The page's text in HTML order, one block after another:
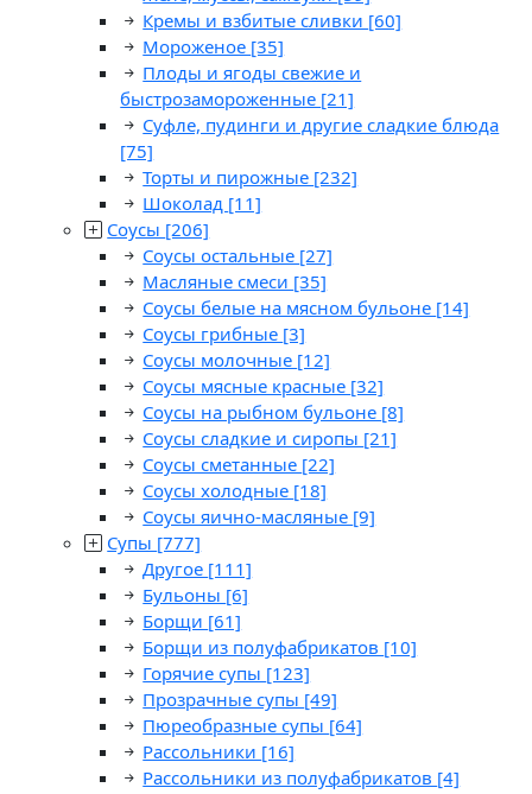
Кремы и взбитые сливки [60]
Мороженое [35]
Плоды и ягоды свежие и
быстрозамороженные [21]
Суфле, пудинги и другие сладкие блюда
[75]
Торты и пирожные [232]
Шоколад [11]
Соусы [206]
Соусы остальные [27]
Масляные смеси [35]
Соусы белые на мясном бульоне [14]
Соусы грибные [3]
Соусы молочные [12]
Соусы мясные красные [32]
Соусы на рыбном бульоне [8]
Соусы сладкие и сиропы [21]
Соусы сметанные [22]
Соусы холодные [18]
Соусы яично-масляные [9]
Супы [777]
Другое [111]
Бульоны [6]
Борщи [61]
Борщи из полуфабрикатов [10]
Горячие супы [123]
Прозрачные супы [49]
Пюреобразные супы [64]
Рассольники [16]
Рассольники из полуфабрикатов [4]